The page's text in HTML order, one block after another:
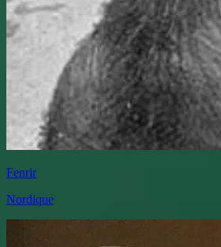
Fenrir
Nordique